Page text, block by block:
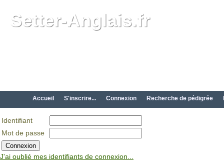
Setter-Anglais.fr
Accueil S'inscrire... Connexion Recherche de pédigrée
Identifiant
Mot de passe
J'ai oublié mes identifiants de connexion...